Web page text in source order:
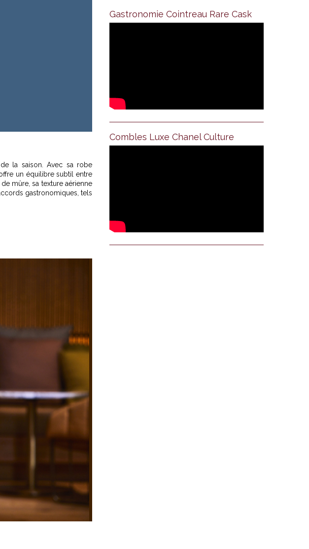
la saison. Avec sa robe
un équilibre subtil entre
mûre, sa texture aérienne
gastronomiques, tels
Gastronomie Cointreau Rare Cask
Combles Luxe Chanel Culture